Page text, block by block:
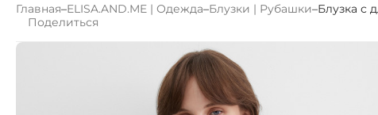
Главная–ELISA.AND.ME | Одежда–Блузки | Рубашки–Блузка с
Поделиться